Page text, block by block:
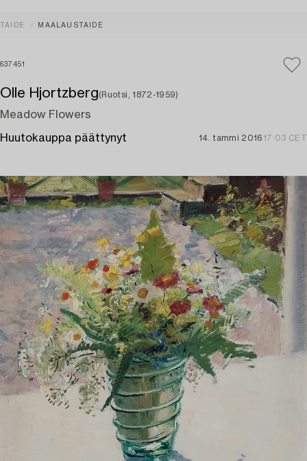
TAIDE MAALAUSTAIDE
637451
Olle Hjortzberg(Ruotsi, 1872-1959)
Meadow Flowers
Huutokauppa päättynyt 14. tammi 2016 17:03 CET